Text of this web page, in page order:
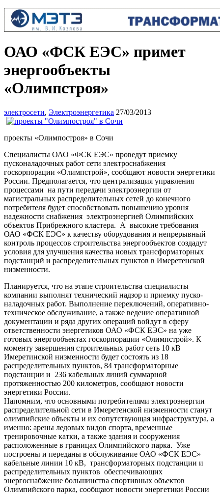
ОАО «ФСК ЕЭС» примет
энергообъекты
«Олимпстроя»
электросети, Электроэнергетика 27/03/2013
проекты «Олимпостроя» в Сочи
Специалисты ОАО «ФСК ЕЭС» проведут приемку
пусконаладочных работ сети электроснабжения
госкорпорации «Олимпстрой», сообщают новости энергетики
России. Предполагается, что централизация управления
процессами на пути передачи электроэнергии от
магистральных распределительных сетей до конечного
потребителя будет способствовать повышению уровня
надежности снабжения электроэнергией Олимпийских
объектов Прибрежного кластера. А высокие требования
ОАО «ФСК ЕЭС» к качеству оборудования и непрерывный
контроль процессов строительства энергообъектов создадут
условия для улучшения качества новых трансформаторных
подстанций и распределительных пунктов в Имеретенской
низменности.
Планируется, что на этапе строительства специалисты
компании выполнят технический надзор и приемку пуско-
наладочных работ. Выполнение переключений, оперативно-
техническое обслуживание, а также ведение оперативной
документации и ряда других операций войдут в сферу
ответственности энергетиков ОАО «ФСК ЕЭС» на уже
готовых энергообъектах госкорпорации «Олимпстрой». К
моменту завершения строительных работ сеть 10 кВ
Имеретинской низменности будет состоять из 18
распределительных пунктов, 84 трансформаторные
подстанции и 236 кабельных линий суммарной
протяженностью 200 километров, сообщают новости
энергетики России.
Напомним, что основными потребителями электроэнергии
распределительной сети в Имеретенской низменности станут
олимпийские объекты и их сопутствующая инфраструктура, а
именно: арены ледовых видов спорта, временные
тренировочные катки, а также здания и сооружения
расположенные в границах Олимпийского парка. Уже
построены и переданы в обслуживание ОАО «ФСК ЕЭС»
кабельные линии 10 кВ, трансформаторных подстанции и
распределительных пунктов обеспечивающих
энергоснабжение большинства спортивных объектов
Олимпийского парка, сообщают новости энергетики России